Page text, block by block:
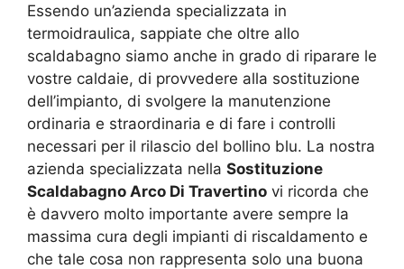
Essendo un’azienda specializzata in
termoidraulica, sappiate che oltre allo
scaldabagno siamo anche in grado di riparare le
vostre caldaie, di provvedere alla sostituzione
dell’impianto, di svolgere la manutenzione
ordinaria e straordinaria e di fare i controlli
necessari per il rilascio del bollino blu. La nostra
azienda specializzata nella Sostituzione
Scaldabagno Arco Di Travertino vi ricorda che
è davvero molto importante avere sempre la
massima cura degli impianti di riscaldamento e
che tale cosa non rappresenta solo una buona